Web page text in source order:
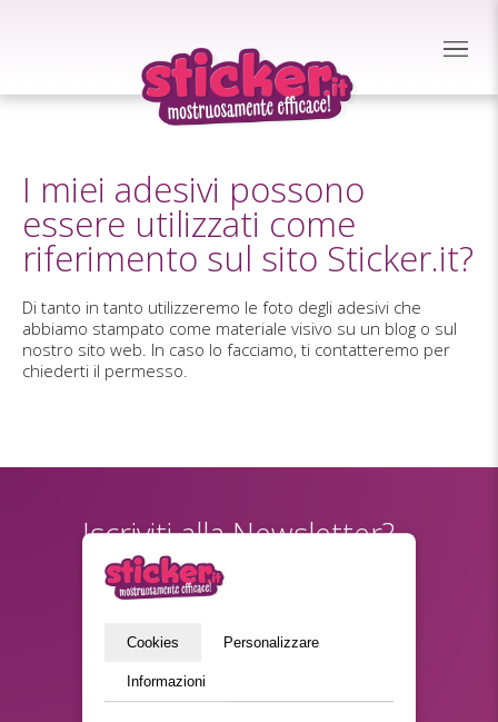
I miei adesivi possono
essere utilizzati come
riferimento sul sito Sticker.it?
Di tanto in tanto utilizzeremo le foto degli adesivi che
abbiamo stampato come materiale visivo su un blog o sul
nostro sito web. In caso lo facciamo, ti contatteremo per
chiederti il permesso.
Iscriviti alla Newsletter?
(privacy policy)
Cookies Personalizzare
Informazioni